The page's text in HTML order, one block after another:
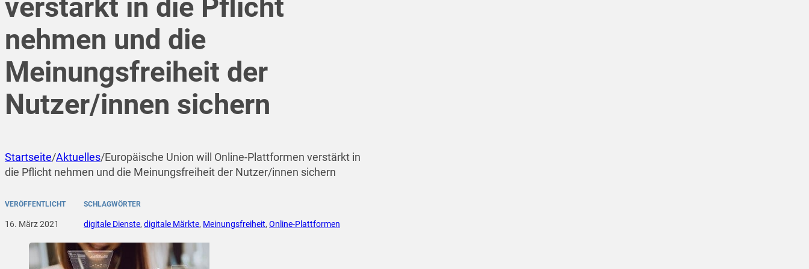
verstärkt in die Pflicht
nehmen und die
Meinungsfreiheit der
Nutzer/innen sichern
Startseite/Aktuelles/Europäische Union will Online-Plattformen verstärkt in
die Pflicht nehmen und die Meinungsfreiheit der Nutzer/innen sichern
VERÖFFENTLICHT
16. März 2021
SCHLAGWÖRTER
digitale Dienste, digitale Märkte, Meinungsfreiheit, Online-Plattformen